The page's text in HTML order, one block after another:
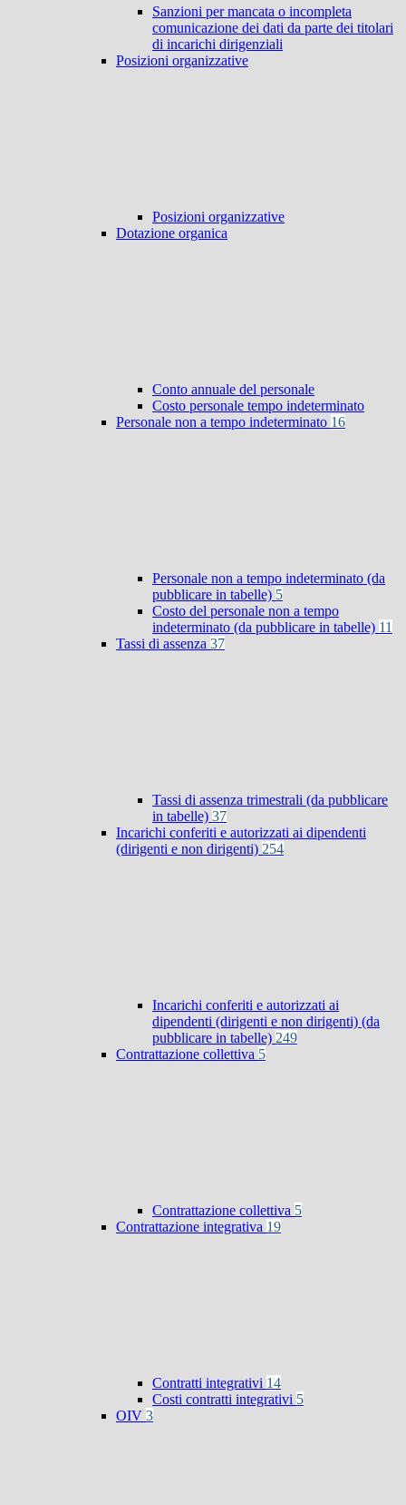
Sanzioni per mancata o incompleta
comunicazione dei dati da parte dei titolari
di incarichi dirigenziali
Posizioni organizzative
Posizioni organizzative
Dotazione organica
Conto annuale del personale
Costo personale tempo indeterminato
Personale non a tempo indeterminato 16
Personale non a tempo indeterminato (da
pubblicare in tabelle) 5
Costo del personale non a tempo
indeterminato (da pubblicare in tabelle) 11
Tassi di assenza 37
Tassi di assenza trimestrali (da pubblicare
in tabelle) 37
Incarichi conferiti e autorizzati ai dipendenti
(dirigenti e non dirigenti) 254
Incarichi conferiti e autorizzati ai
dipendenti (dirigenti e non dirigenti) (da
pubblicare in tabelle) 249
Contrattazione collettiva 5
Contrattazione collettiva 5
Contrattazione integrativa 19
Contratti integrativi 14
Costi contratti integrativi 5
OIV 3